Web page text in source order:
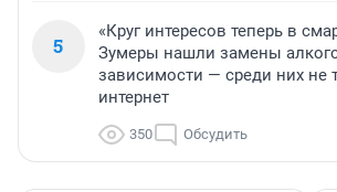
5
«Круг интересов теперь в
Зумеры нашли замены
зависимости — среди них не
интернет
350 Обсудить